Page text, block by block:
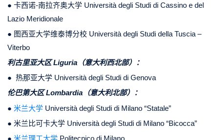
● 卡西诺-南拉齐奥大学 Università degli Studi di Cassino e del
Lazio Meridionale
● 图西亚大学维泰博分校 Università degli Studi della Tuscia –
Viterbo
利古里亚大区 Liguria（意大利西北部）：
● 热那亚大学 Università degli Studi di Genova
伦巴第大区 Lombardia（意大利北部）：
● 米兰大学 Università degli Studi di Milano “Statale”
● 米兰比可卡大学 Università degli Studi di Milano “Bicocca”
● 米兰理工大学 Politecnico di Milano